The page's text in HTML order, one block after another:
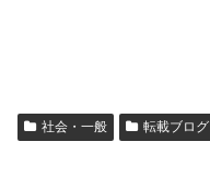
社会・一般 転載ブログ